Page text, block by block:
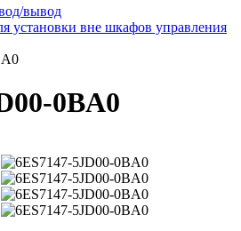
вывод
установки вне шкафов управления
0BA0